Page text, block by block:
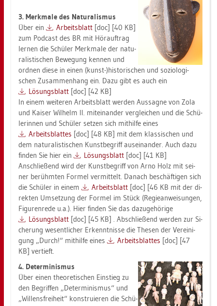
3. Merk­ma­le des Na­tu­ra­lis­mus
Über ein
Ar­beits­blatt [doc] [40 KB]
zum Pod­cast des BR mit Hör­auf­trag
ler­nen die Schü­ler Merk­ma­le der na­tu­
ra­lis­ti­schen Be­we­gung ken­nen und
ord­nen diese in einen (kunst-)his­to­ri­schen und so­zio­lo­gi­
schen Zu­sam­men­hang ein. Dazu gibt es auch ein
Lö­sungs­blatt [doc] [42 KB]
In einem wei­te­ren Ar­beits­blatt wer­den Aus­sa­gne von Zola
und Kai­ser Wil­helm II. mit­ein­an­der ver­glei­chen und die Schü­
le­rin­nen und Schü­ler set­zen sich mit­hil­fe eines
Ar­beits­blat­tes [doc] [48 KB] mit dem klas­si­schen und
dem na­tu­ra­lis­ti­schen Kunst­be­griff aus­ein­an­der. Auch dazu
fin­den Sie hier ein
Lö­sungs­blatt [doc] [41 KB]
An­schlie­ßend wird der Kunst­be­griff von Arno Holz mit sei­
ner be­rühm­ten For­mel ver­mit­telt. Da­nach be­schäf­ti­gen sich
die Schü­ler in einem
Ar­beits­blatt [doc] [46 KB mit der di­
rek­ten Um­set­zung der For­mel im Stück (Re­gie­an­wei­sun­gen,
Fi­gu­ren­re­de u.a.). Hier fin­den Sie das da­zu­ge­hö­ri­ge
Lö­sungs­blatt [doc] [45 KB] . Ab­schlie­ßend wer­den zur Si­
che­rung we­sent­li­cher Er­kennt­nis­se die The­sen der Ver­ei­ni­
gung „Durch!“ mit­hil­fe eines
Ar­beits­blat­tes [doc] [47
KB] ver­tieft.
4. De­ter­mi­nis­mus
Über einen theo­re­ti­schen Ein­stieg zu
den Be­grif­fen „De­ter­mi­nis­mus“ und
„Wil­lens­frei­heit“ kon­stru­ie­ren die Schü­